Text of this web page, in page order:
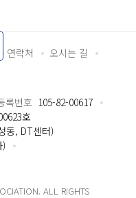
연락처
오시는 길
록번호 105-82-00617
호
동, DT센터)
ALL RIGHTS